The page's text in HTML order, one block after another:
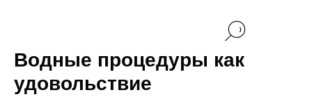
Водные процедуры как
удовольствие